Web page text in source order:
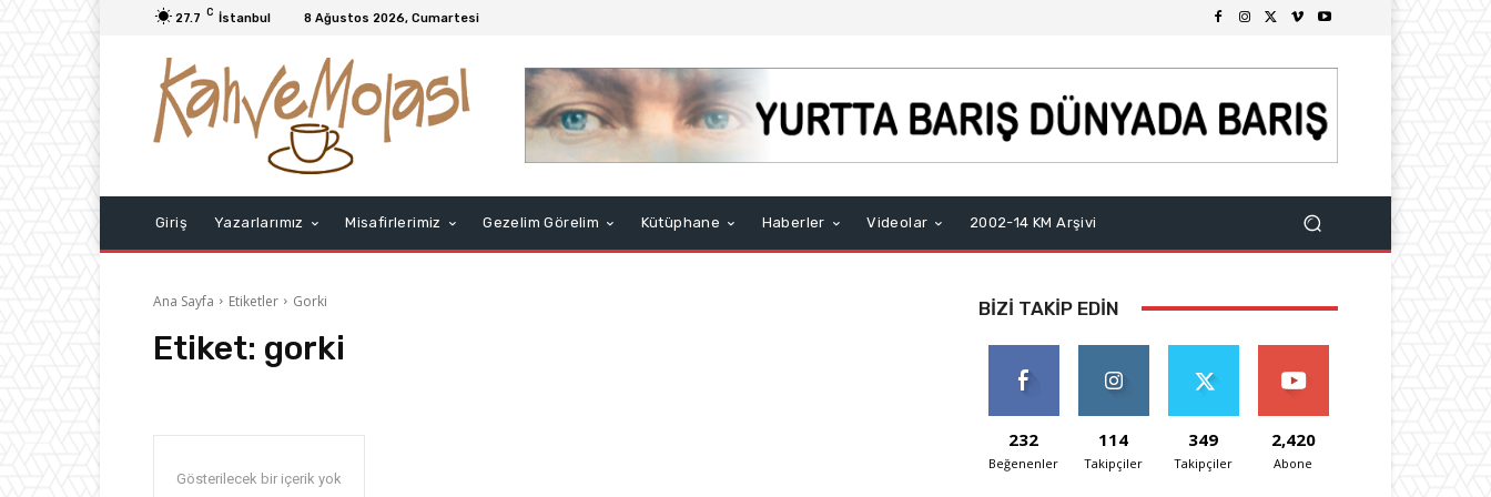
27.7 C İstanbul 8 Ağustos 2026, Cumartesi
Giriş Yazarlarımız Misafirlerimiz Gezelim Görelim Kütüphane Haberler Videolar 2002-14 KM Arşivi
Ana Sayfa Etiketler Gorki
Etiket: gorki
Gösterilecek bir içerik yok
BIZI TAKIP EDIN
232
Beğenenler
114
Takipçiler
349
Takipçiler
2,420
Abone